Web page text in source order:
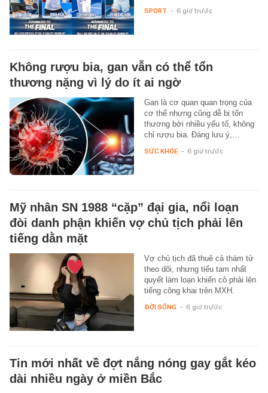
SPORT - 6 giờ trước
Không rượu bia, gan vẫn có thể tổn
thương nặng vì lý do ít ai ngờ
Gan là cơ quan quan trọng của
cơ thể nhưng cũng dễ bị tổn
thương bởi nhiều yếu tố, không
chỉ rượu bia. Đáng lưu ý,…
SỨC KHỎE - 6 giờ trước
Mỹ nhân SN 1988 “cặp” đại gia, nổi loạn
đòi danh phận khiến vợ chủ tịch phải lên
tiếng dằn mặt
Vợ chủ tịch đã thuê cả thám tử
theo dõi, nhưng tiểu tam nhất
quyết làm loạn khiến cô phải lên
tiếng công khai trên MXH.
ĐỜI SỐNG - 6 giờ trước
Tin mới nhất về đợt nắng nóng gay gắt kéo
dài nhiều ngày ở miền Bắc